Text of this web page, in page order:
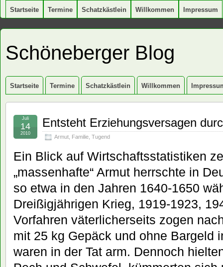
Startseite Termine Schatzkästlein Willkommen Impressum
Schöneberger Blog
Startseite Termine Schatzkästlein Willkommen
Entsteht Erziehungsversagen
Armut Familie Tugend
Juli
14
2010
Ein Blick auf Wirtschaftsstatistiken
„massenhafte“ Armut herrschte in
so etwa in den Jahren 1640-1650
Dreißigjährigen Krieg, 1919-1923,
Vorfahren väterlicherseits zogen
mit 25 kg Gepäck und ohne Bargeld
waren in der Tat arm. Dennoch